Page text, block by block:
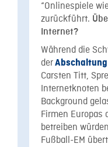
“Onlinespiele
zurückführt.
Internet?
Während die
der
Carsten Titt,
Internetknoten
Background
Firmen
betreiben
Fußball-EM